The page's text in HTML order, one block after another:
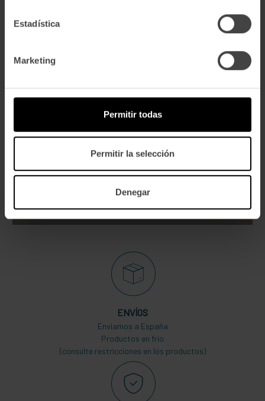
Estadística
Marketing
Permitir todas
Permitir la selección
Denegar
ENVÍOS
Enviamos a España
Productos en frío
(consulte restricciones en los productos)